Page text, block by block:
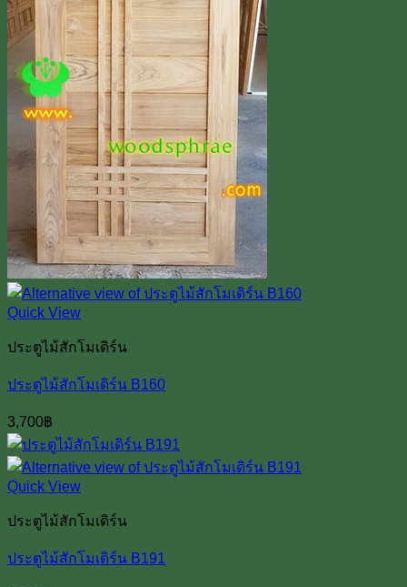
Quick View
ประตูไม้สักโมเดิร์น
ประตูไม้สักโมเดิร์น B160
3,700฿
Quick View
ประตูไม้สักโมเดิร์น
ประตูไม้สักโมเดิร์น B191